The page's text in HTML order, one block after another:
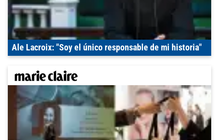
Ale Lacroix: "Soy el único responsable de mi historia"